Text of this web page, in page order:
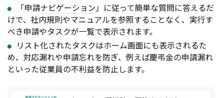
「申請ナビゲーション 」に従って簡単な質問に答えるだ
けで、社内規則やマニュアルを参照することなく、実行す
べき申請やタスクが一覧で表示されます。
リスト化されたタスクはホーム画面にも表示されるた
め、対応漏れや申請忘れを防ぎ、例えば慶弔金の申請漏れ
といった従業員の不利益を防止します。